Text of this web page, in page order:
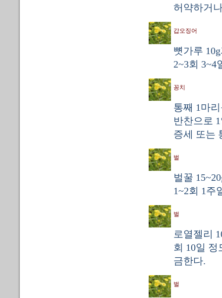
허약하거
갑오징어
뼛가루
2~3회 3~4
꽁치
통째 1마
반찬으로
증세 또는
벌
벌꿀
1~2회 1주
벌
로열젤리
회 10일
금한다.
벌